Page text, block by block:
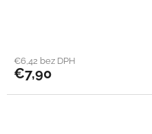
€6,42 bez DPH
€7,90